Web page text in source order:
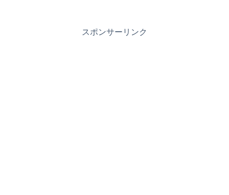
スポンサーリンク